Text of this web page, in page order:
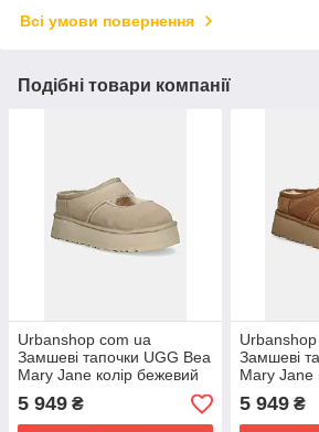
Всі умови повернення
Подібні товари компанії
Urbanshop com ua
Замшеві тапочки UGG Bea
Mary Jane колір бежевий
1167612-MDSD РОЗМІРИ
ЗАПИТУЙТЕ
5 949 ₴
Замшеві
Mary Jane
РОЗМІРИ
5 949₴